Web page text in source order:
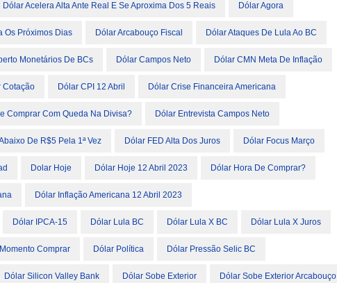
Dólar Acelera Alta Ante Real E Se Aproxima Dos 5 Reais Dólar Agora
Os Próximos Dias Dólar Arcabouço Fiscal Dólar Ataques De Lula Ao BC
Monetários De BCs Dólar Campos Neto Dólar CMN Meta De Inflação
Cotação Dólar CPI 12 Abril Dólar Crise Financeira Americana
Comprar Com Queda Na Divisa? Dólar Entrevista Campos Neto
De R$5 Pela 1ª Vez Dólar FED Alta Dos Juros Dólar Focus Março
Dolar Hoje Dólar Hoje 12 Abril 2023 Dólar Hora De Comprar?
Dólar Inflação Americana 12 Abril 2023
Dólar IPCA-15 Dólar Lula BC Dólar Lula X BC Dólar Lula X Juros
Comprar Dólar Política Dólar Pressão Selic BC
Dólar Silicon Valley Bank Dólar Sobe Exterior Dólar Sobe Exterior Arcabouço